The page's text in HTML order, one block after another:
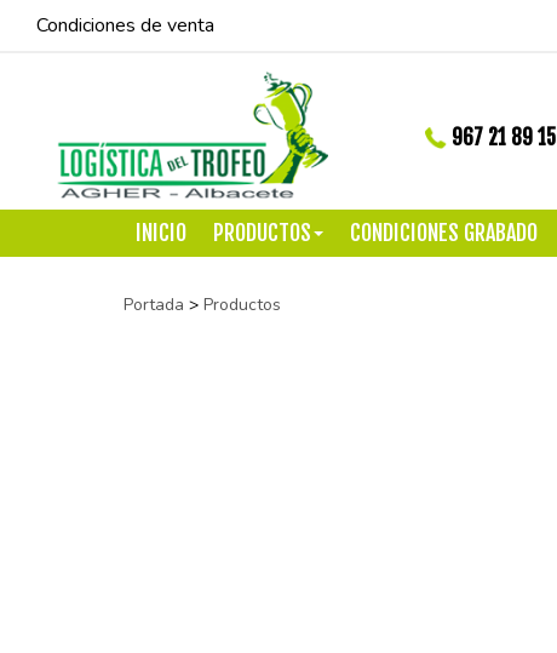
Condiciones de venta
967 21 89 15
INICIO PRODUCTOS CONDICIONES GRABADO
Portada > Productos